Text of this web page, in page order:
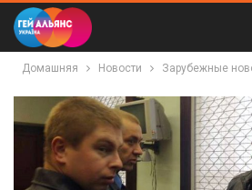
Домашняя Новости Зарубежные